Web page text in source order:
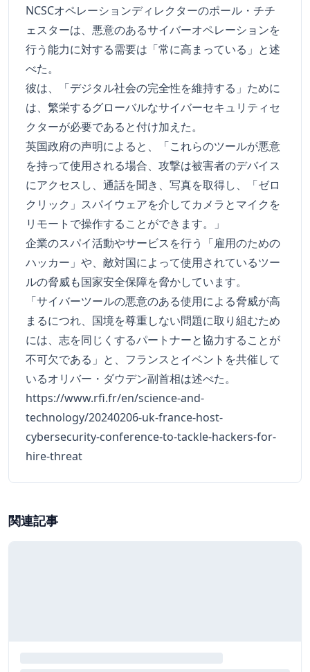
NCSCオペレーションディレクターのポール・チチ
ェスターは、悪意のあるサイバーオペレーションを
行う能力に対する需要は「常に高まっている」と述
べた。
彼は、「デジタル社会の完全性を維持する」ために
は、繁栄するグローバルなサイバーセキュリティセ
クターが必要であると付け加えた。
英国政府の声明によると、「これらのツールが悪意
を持って使用される場合、攻撃は被害者のデバイス
にアクセスし、通話を聞き、写真を取得し、「ゼロ
クリック」スパイウェアを介してカメラとマイクを
リモートで操作することができます。」
企業のスパイ活動やサービスを行う「雇用のための
ハッカー」や、敵対国によって使用されているツー
ルの脅威も国家安全保障を脅かしています。
「サイバーツールの悪意のある使用による脅威が高
まるにつれ、国境を尊重しない問題に取り組むため
には、志を同じくするパートナーと協力することが
不可欠である」と、フランスとイベントを共催して
いるオリバー・ダウデン副首相は述べた。
https://www.rfi.fr/en/science-and-
technology/20240206-uk-france-host-
cybersecurity-conference-to-tackle-hackers-for-
hire-threat
関連記事